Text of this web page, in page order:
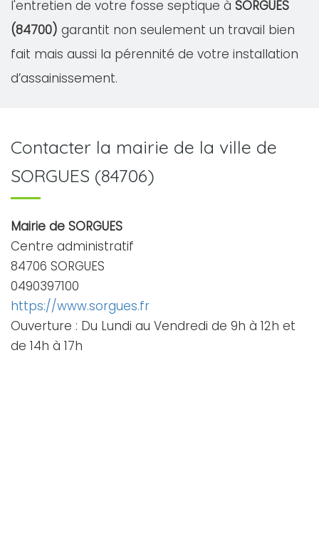
l'entretien de votre fosse septique à SORGUES
(84700) garantit non seulement un travail bien
fait mais aussi la pérennité de votre installation
d’assainissement.
Contacter la mairie de la ville de
SORGUES (84706)
Mairie de SORGUES
Centre administratif
84706 SORGUES
0490397100
https://www.sorgues.fr
Ouverture : Du Lundi au Vendredi de 9h à 12h et
de 14h à 17h